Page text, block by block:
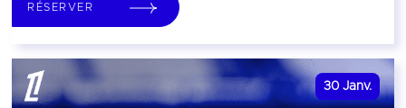
RÉSERVER
30 Janv.